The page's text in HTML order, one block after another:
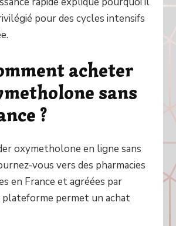
pour des cycles intensifs
acheter
sans
?
oxymetholone en ligne sans
vous vers des pharmacies
en France et agréées par
plateforme permet un achat